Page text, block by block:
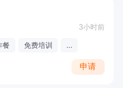
3小时前
餐 免费培训 ...
申请